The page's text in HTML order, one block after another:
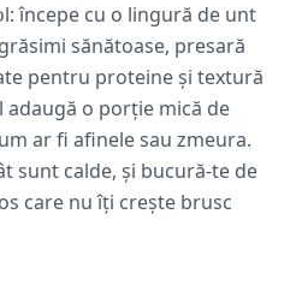
începe cu o lingură de unt
sănătoase, presară
pentru proteine și textură
adaugă o porție mică de
ar fi afinele sau zmeura.
sunt calde, și bucură-te de
care nu îți crește brusc